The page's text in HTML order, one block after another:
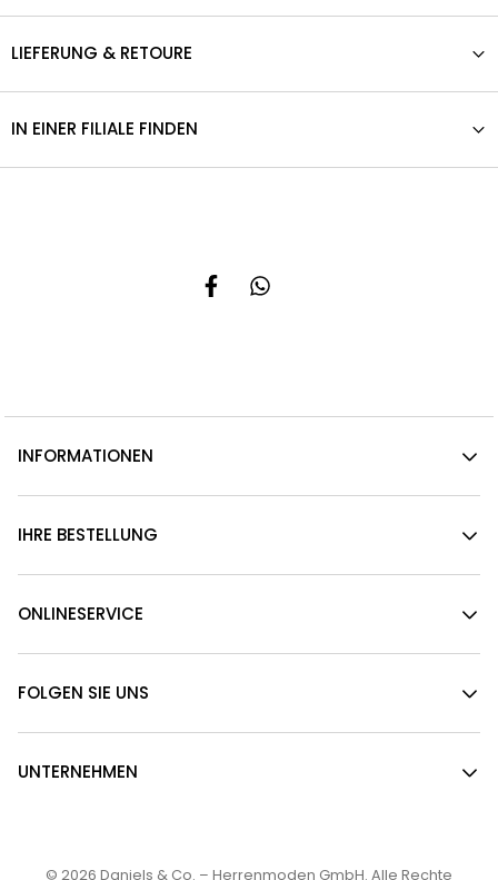
LIEFERUNG & RETOURE
IN EINER FILIALE FINDEN
INFORMATIONEN
IHRE BESTELLUNG
ONLINESERVICE
FOLGEN SIE UNS
UNTERNEHMEN
© 2026 Daniels & Co. – Herrenmoden GmbH. Alle Rechte